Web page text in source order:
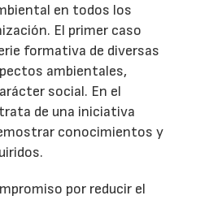
en todos los
El primer caso
formativa de diversas
ambientales,
social. En el
de una iniciativa
conocimientos y
por reducir el